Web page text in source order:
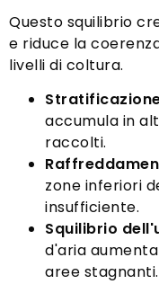
Questo squilibrio
e riduce la
livelli di coltura.
accumula in
raccolti.
zone inferiori
insufficiente.
Squilibrio
d'aria
aree stagnanti.